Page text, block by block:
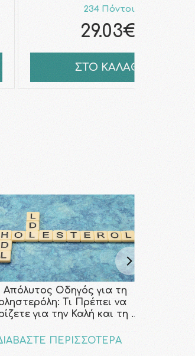
234 Πόντοι
29.03€
ΣΤΟ ΚΑΛΑΘΙ
Οδηγός για τη
Τι Πρέπει να
για την Καλή και τη …
ΠΕΡΙΣΣΟΤΕΡΑ